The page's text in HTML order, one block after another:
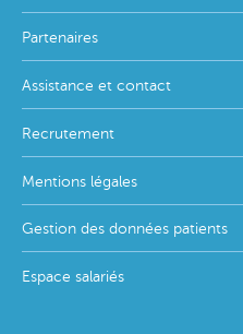
Partenaires
Assistance et contact
Recrutement
Mentions légales
Gestion des données patients
Espace salariés